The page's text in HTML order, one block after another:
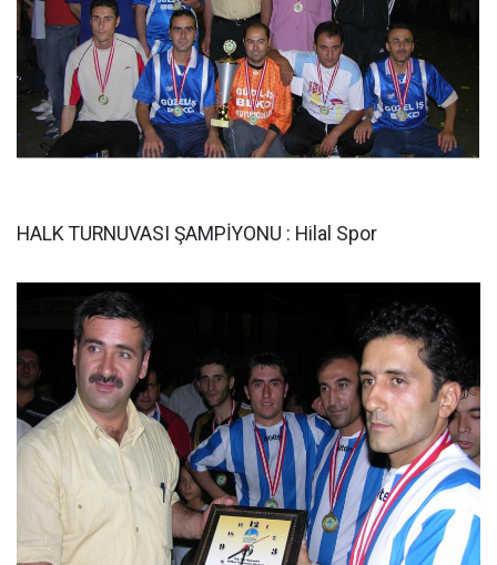
HALK TURNUVASI ŞAMPİYONU : Hilal Spor